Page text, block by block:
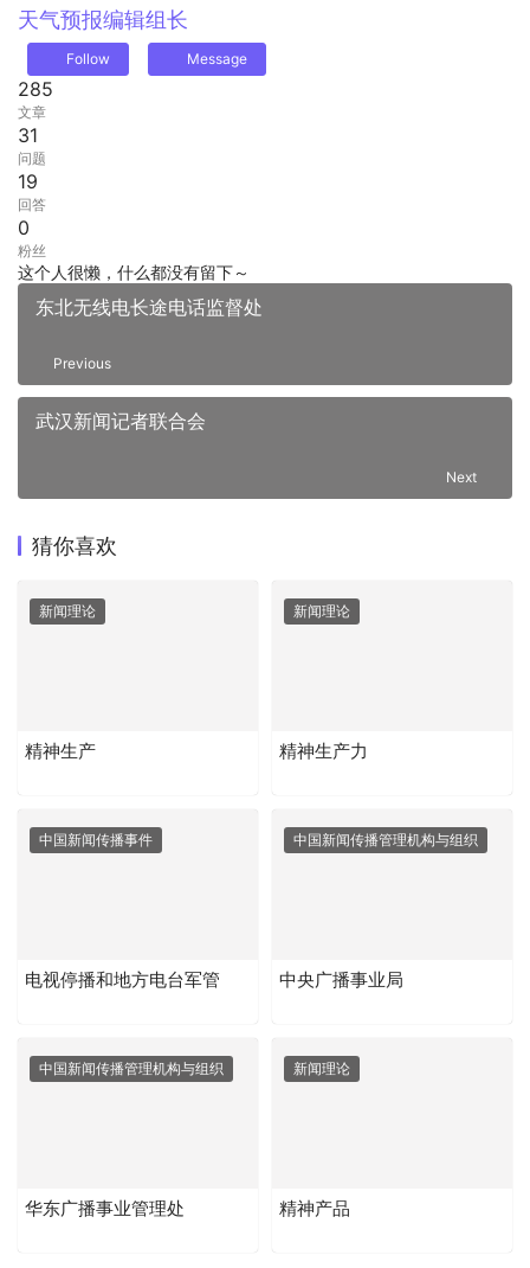
天气预报编辑组长
Follow Message
285
文章
31
问题
19
回答
0
粉丝
这个人很懒，什么都没有留下～
东北无线电长途电话监督处
Previous
武汉新闻记者联合会
Next
猜你喜欢
新闻理论
精神生产
新闻理论
精神生产力
中国新闻传播事件
电视停播和地方电台军管
中国新闻传播管理机构与组织
中央广播事业局
中国新闻传播管理机构与组织
华东广播事业管理处
新闻理论
精神产品